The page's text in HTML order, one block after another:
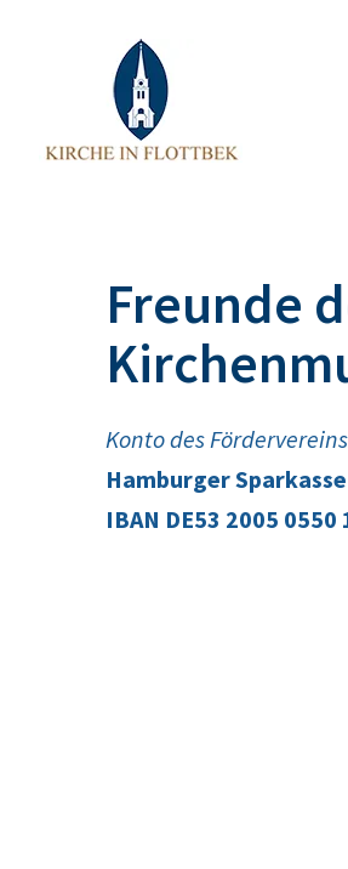
Freunde
Konto des
Hamburger Sparkasse
IBAN DE53 2005 0550